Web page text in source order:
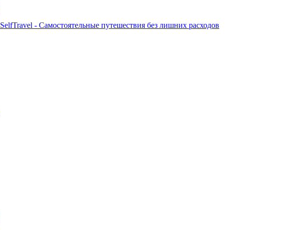
SelfTravel - Самостоятельные путешествия без лишних расходов